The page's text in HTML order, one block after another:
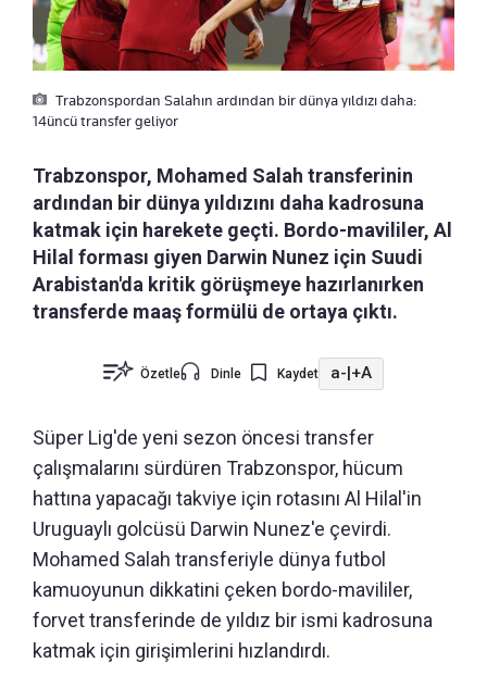
Trabzonspordan Salahın ardından bir dünya yıldızı daha:
14üncü transfer geliyor
Trabzonspor, Mohamed Salah transferinin
ardından bir dünya yıldızını daha kadrosuna
katmak için harekete geçti. Bordo-mavililer, Al
Hilal forması giyen Darwin Nunez için Suudi
Arabistan'da kritik görüşmeye hazırlanırken
transferde maaş formülü de ortaya çıktı.
Özetle Dinle Kaydet a- +A
Süper Lig'de yeni sezon öncesi transfer
çalışmalarını sürdüren Trabzonspor, hücum
hattına yapacağı takviye için rotasını Al Hilal'in
Uruguaylı golcüsü Darwin Nunez'e çevirdi.
Mohamed Salah transferiyle dünya futbol
kamuoyunun dikkatini çeken bordo-mavililer,
forvet transferinde de yıldız bir ismi kadrosuna
katmak için girişimlerini hızlandırdı.